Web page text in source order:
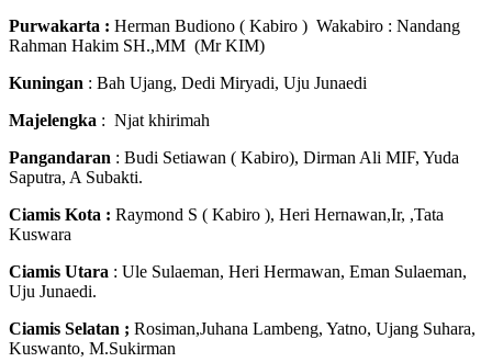
Purwakarta : Herman Budiono ( Kabiro ) Wakabiro : Nandang
Rahman Hakim SH.,MM (Mr KIM)
Kuningan : Bah Ujang, Dedi Miryadi, Uju Junaedi
Majelengka : Njat khirimah
Pangandaran : Budi Setiawan ( Kabiro), Dirman Ali MIF, Yuda
Saputra, A Subakti.
Ciamis Kota : Raymond S ( Kabiro ), Heri Hernawan,Ir, ,Tata
Kuswara
Ciamis Utara : Ule Sulaeman, Heri Hermawan, Eman Sulaeman,
Uju Junaedi.
Ciamis Selatan ; Rosiman,Juhana Lambeng, Yatno, Ujang Suhara,
Kuswanto, M.Sukirman